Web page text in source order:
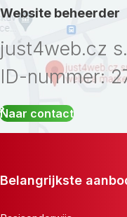
Website beheerder
just4web.cz
ID-nummer:
Naar contact
Belangrijkste